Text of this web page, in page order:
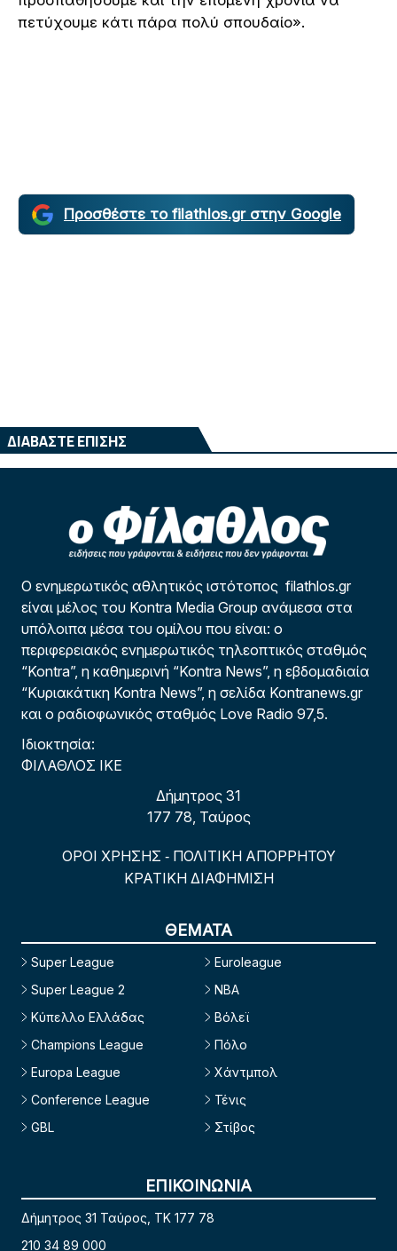
πετύχουμε κάτι πάρα πολύ σπουδαίο».
Προσθέστε το filathlos.gr στην Google
ΔΙΑΒΑΣΤΕ ΕΠΙΣΗΣ
Ο ενημερωτικός αθλητικός ιστότοπος filathlos.gr
είναι μέλος του Kontra Media Group ανάμεσα στα
υπόλοιπα μέσα του ομίλου που είναι: ο
περιφερειακός ενημερωτικός τηλεοπτικός σταθμός
“Kontra”, η καθημερινή “Kontra News”, η εβδομαδιαία
“Κυριακάτικη Kontra News”, η σελίδα Kontranews.gr
και ο ραδιοφωνικός σταθμός Love Radio 97,5.
Ιδιοκτησία:
ΦΙΛΑΘΛΟΣ ΙΚΕ
Δήμητρος 31
177 78, Ταύρος
ΟΡΟΙ ΧΡΗΣΗΣ - ΠΟΛΙΤΙΚΗ ΑΠΟΡΡΗΤΟΥ
ΚΡΑΤΙΚΗ ΔΙΑΦΗΜΙΣΗ
ΘΕΜΑΤΑ
Super League
Super League 2
Κύπελλο Ελλάδας
Champions League
Europa League
Conference League
GBL
Euroleague
NBA
Βόλεϊ
Πόλο
Χάντμπολ
Τένις
Στίβος
ΕΠΙΚΟΙΝΩΝΙΑ
Δήμητρος 31 Ταύρος, TK 177 78
210 34 89 000